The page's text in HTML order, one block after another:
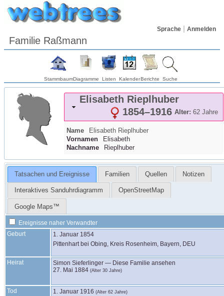
Sprache Anmelden
Familie Raßmann
StammbaumDiagramme Listen KalenderBerichte Suche
Elisabeth Rieplhuber
Alter: 62 Jahre
1854–1916
Name Elisabeth Rieplhuber
Vornamen
Elisabeth
Nachname
Rieplhuber
Tatsachen und Ereignisse Familien Quellen Notizen
Interaktives Sanduhrdiagramm OpenStreetMap
Google Maps™
Ereignisse naher Verwandter
Geburt
1. Januar 1854
Pittenhart bei Obing, Kreis Rosenheim, Bayern, DEU
Heirat Simon Sieferlinger — Diese Familie ansehen
27. Mai 1884 (Alter 30 Jahre)
Tod 1. Januar 1916 (Alter 62 Jahre)